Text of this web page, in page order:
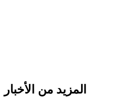
المزيد من الأخبار